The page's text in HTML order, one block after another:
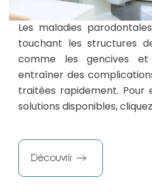
Les maladies
touchant les structures
comme les gencives et
entraîner des
traitées rapidement. Pour
solutions disponibles,
Découvrir